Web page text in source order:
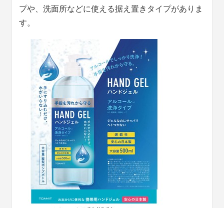
プや、洗面所などに使える据え置きタイプがありま
す。